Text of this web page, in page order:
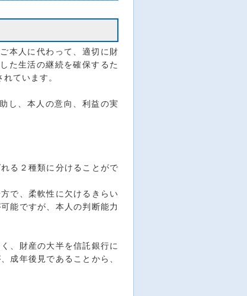
本人に代わって、適切に財
た生活の継続を確保するた
ています。
し、本人の意向、利益の実
る２種類に分けることがで
で、柔軟性に欠けるきらい
能ですが、本人の判断能力
、財産の大半を信託銀行に
成年後見であることから、